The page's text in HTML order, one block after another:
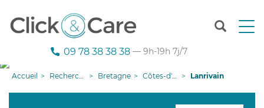
T
n
09 78 38 38 38 — 9h-19h 7j/7
Accueil Recherche aide à domicile Bretagne Côtes-d'armor Lanrivain